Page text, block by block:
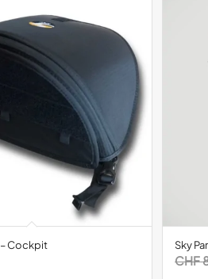
– Cockpit Sky
CHF